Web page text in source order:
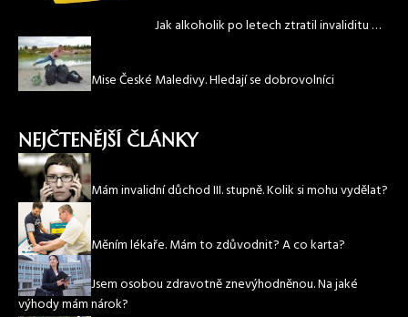
Jak alkoholik po letech ztratil invaliditu …
Mise České Maledivy. Hledají se dobrovolníci
NEJČTENĚJŠÍ ČLÁNKY
Mám invalidní důchod III. stupně. Kolik si mohu vydělat?
Měním lékaře. Mám to zdůvodnit? A co karta?
Jsem osobou zdravotně znevýhodněnou. Na jaké
výhody mám nárok?